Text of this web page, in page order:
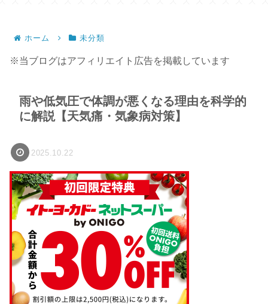
ホーム 未分類
※当ブログはアフィリエイト広告を掲載しています
雨や低気圧で体調が悪くなる理由を科学的
に解説【天気痛・気象病対策】
2025.10.22